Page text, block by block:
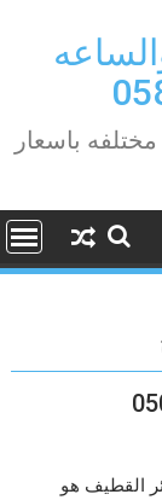
باسعار
القطيف هو